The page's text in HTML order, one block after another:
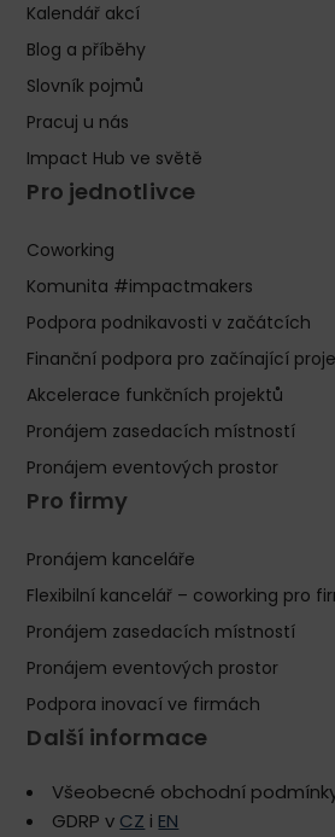
Kalendář akcí
Blog a příběhy
Slovník pojmů
Pracuj u nás
Impact Hub ve světě
Pro jednotlivce
Coworking
Komunita #impactmakers
Podpora podnikavosti v začátcích
Finanční podpora pro začínající
Akcelerace funkčních projektů
Pronájem zasedacích místností
Pronájem eventových prostor
Pro firmy
Pronájem kanceláře
Flexibilní kancelář – coworking pro
Pronájem zasedacích místností
Pronájem eventových prostor
Podpora inovací ve firmách
Další informace
Všeobecné obchodní
GDRP v CZ i EN